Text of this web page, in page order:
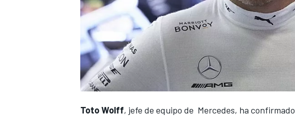
Toto Wolff, jefe de equipo de Mercedes, ha